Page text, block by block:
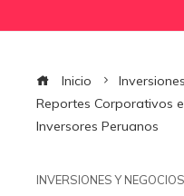
Inicio
Reportes Corporativos
Inversores Peruanos
INVERSIONES Y NEGOCIOS